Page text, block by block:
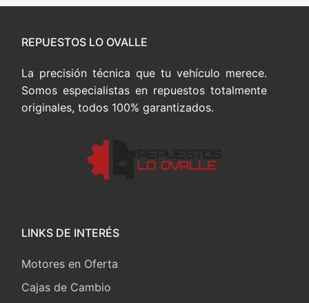
REPUESTOS LO OVALLE
La precisión técnica que tu vehículo merece.
Somos especialistas en repuestos totalmente
originales, todos 100% garantizados.
LINKS DE INTERÉS
Motores en Oferta
Cajas de Cambio